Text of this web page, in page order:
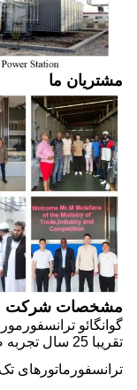
مشتریان ما
مشخصات شرکت
گوانگائو
تقریبا 25 سال تجربه صادرات است. ما تولید می کنیم:
ترانسفورماتورهای